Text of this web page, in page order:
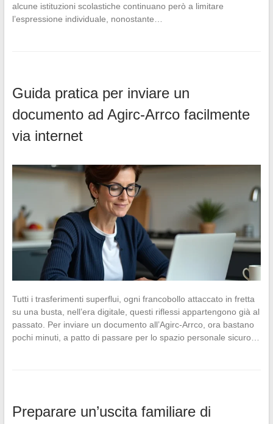
alcune istituzioni scolastiche continuano però a limitare
l’espressione individuale, nonostante…
Guida pratica per inviare un
documento ad Agirc-Arrco facilmente
via internet
Tutti i trasferimenti superflui, ogni francobollo attaccato in fretta
su una busta, nell’era digitale, questi riflessi appartengono già al
passato. Per inviare un documento all’Agirc-Arrco, ora bastano
pochi minuti, a patto di passare per lo spazio personale sicuro…
Preparare un’uscita familiare di